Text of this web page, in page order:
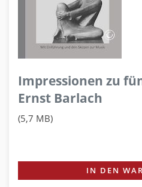
Impressionen zu
Ernst Barlach
(5,7 MB)
IN DEN